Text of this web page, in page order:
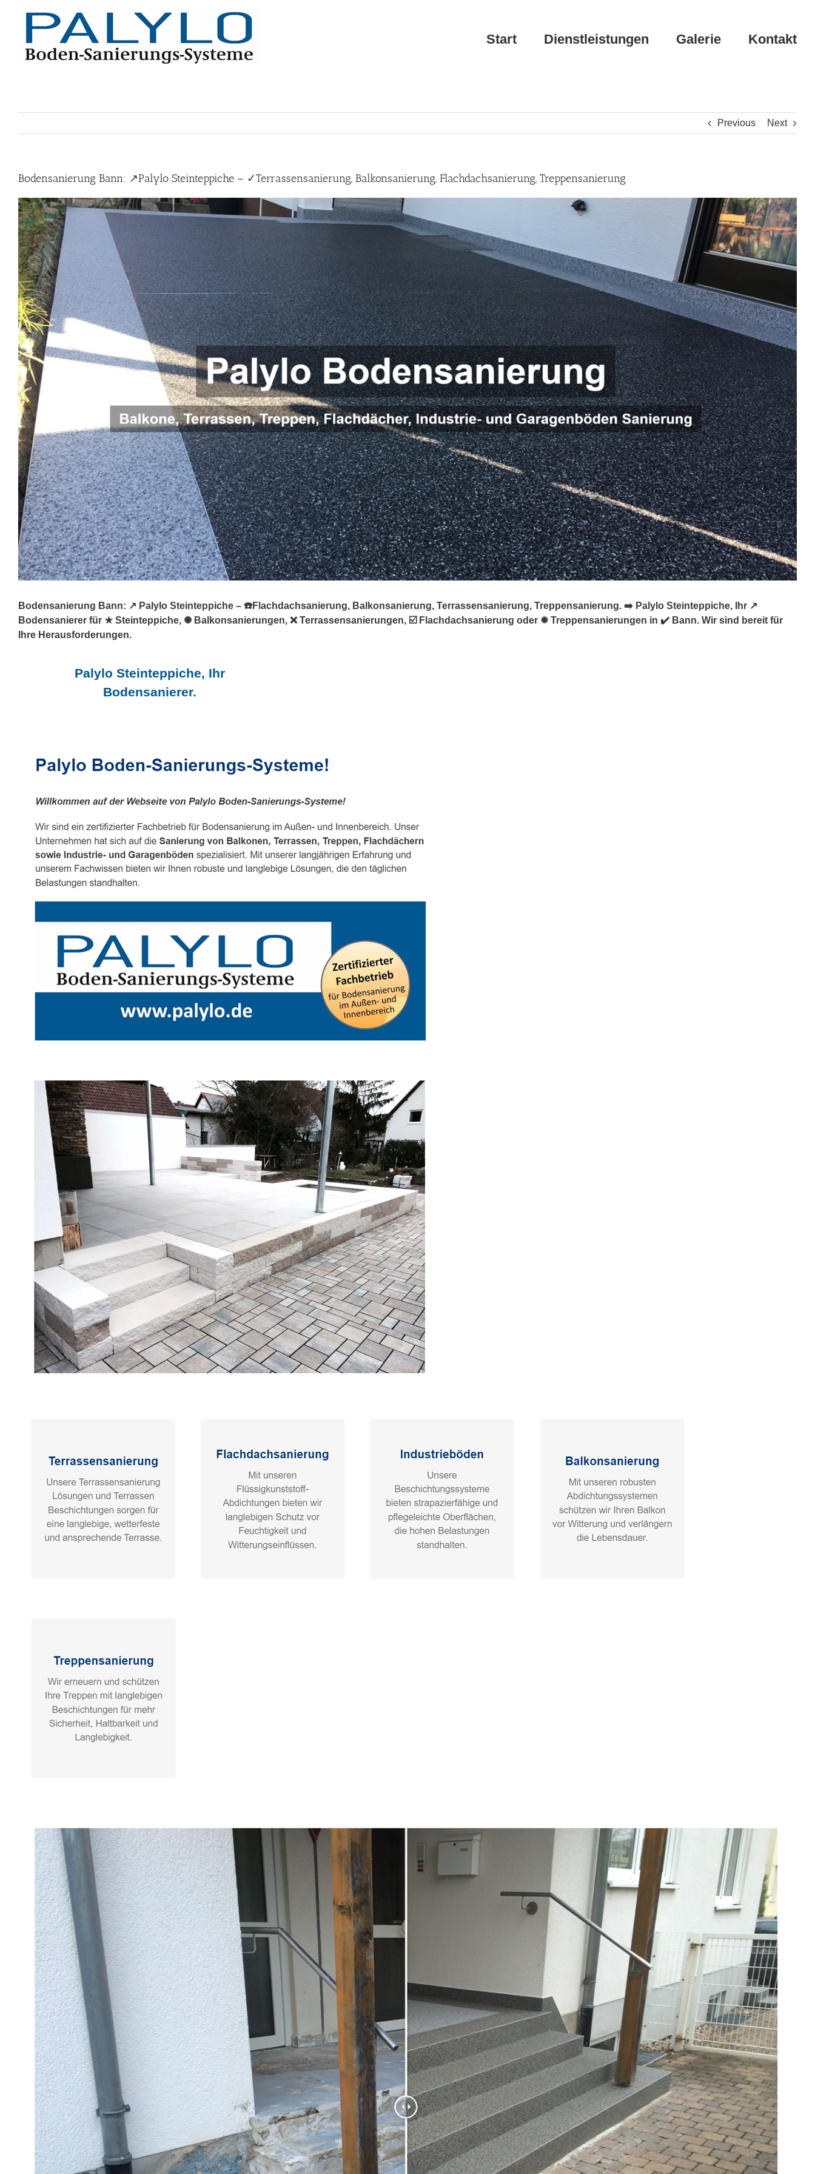
Start Dienstleistungen Galerie Kontakt
Previous Next
Bodensanierung Bann: ↗️Palylo Steinteppiche – ✓Terrassensanierung, Balkonsanierung, Flachdachsanierung, Treppensanierung
Bodensanierung Bann: ↗️ Palylo Steinteppiche – ☎️Flachdachsanierung, Balkonsanierung, Terrassensanierung, Treppensanierung. ➡️ Palylo Steinteppiche, Ihr ↗️
Bodensanierer für ★ Steinteppiche, ✺ Balkonsanierungen, ❌ Terrassensanierungen, ☑️ Flachdachsanierung oder ✹ Treppensanierungen in ✔️ Bann. Wir sind bereit für
Ihre Herausforderungen.
Palylo Steinteppiche, Ihr
Bodensanierer.